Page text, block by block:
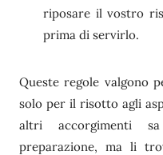
riposare il vostro
prima di servirlo.
Queste regole valgono
solo per il risotto agli
altri accorgimenti
preparazione, ma li